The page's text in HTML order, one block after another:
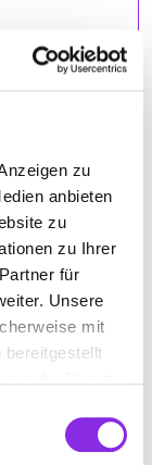
zu
anbieten
zu
zu Ihrer
für
Unsere
mit
bereitgestellt